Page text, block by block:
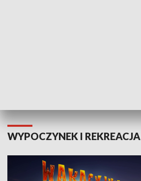
WYPOCZYNEK I REKREACJA